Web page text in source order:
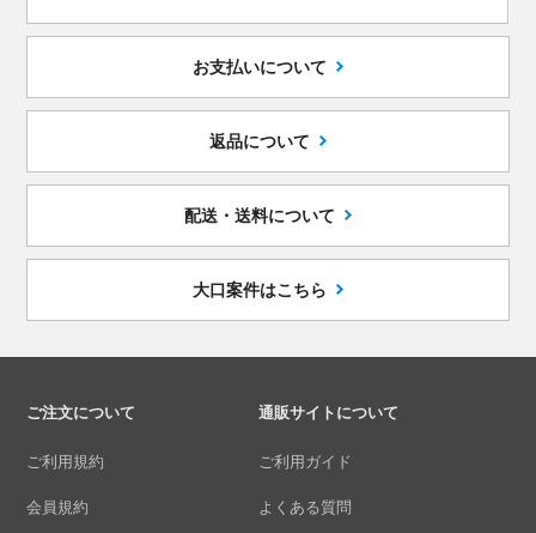
お支払いについて
返品について
配送・送料について
大口案件はこちら
ご注文について
ご利用規約
会員規約
通販サイトについて
ご利用ガイド
よくある質問